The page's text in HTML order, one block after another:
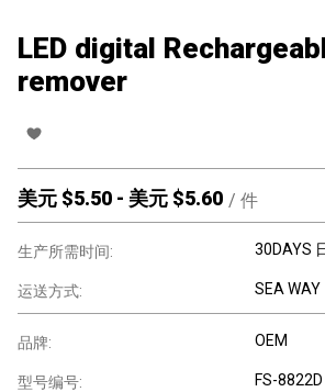
LED digital
remover
美元 $5.50 - 美元 $5.60 / 件
生产所需时间: 30DAYS
运送方式: SEA WAY
品牌: OEM
型号编号: FS-8822D